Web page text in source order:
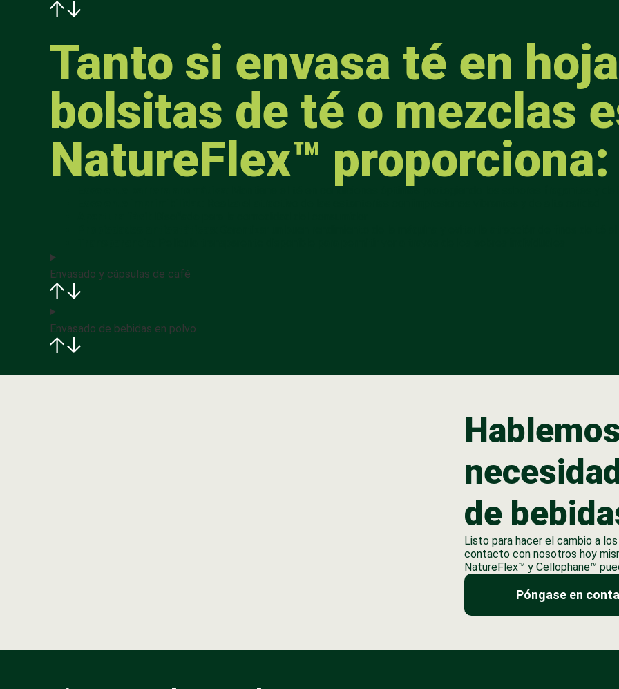
Tanto si envasa té en
bolsitas de té o mezclas
NatureFlex™ proporciona:
: Mantiene el té en condiciones óptimas protegiendo los sabores fragantes y
Envasado y cápsulas de café
Envasado de bebidas en polvo
de
Listo para hacer el cambio a
contacto con nosotros hoy
NatureFlex™ y Cellophane™
Póngase en